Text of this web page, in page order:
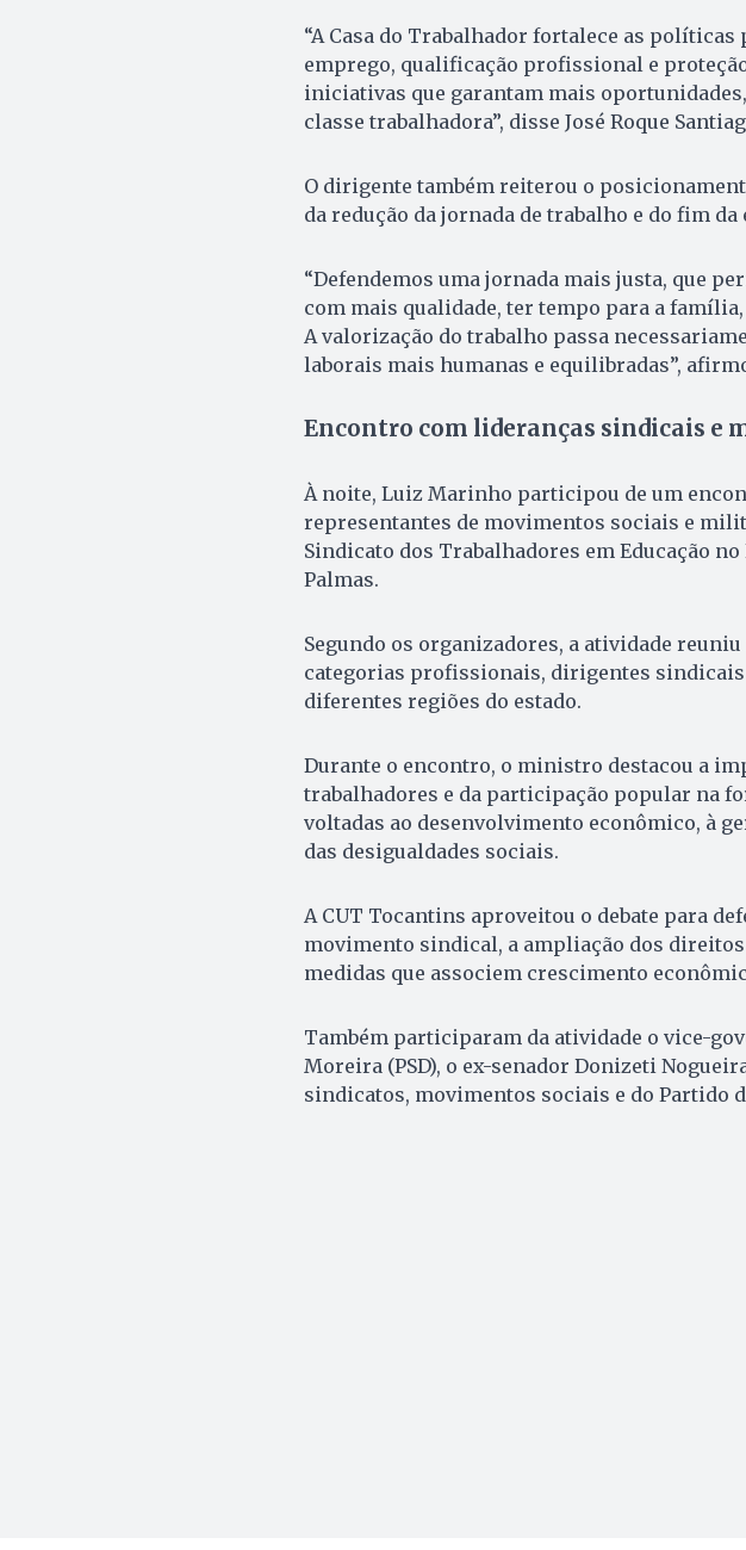
“A Casa do Trabalhador fortalece as políticas
emprego, qualificação profissional e
iniciativas que garantam mais
classe trabalhadora”, disse José Roque
O dirigente também reiterou o
da redução da jornada de trabalho e do fim da
“Defendemos uma jornada mais justa, que
com mais qualidade, ter tempo para a
A valorização do trabalho passa
laborais mais humanas e equilibradas”,
Encontro com lideranças sindicais e
À noite, Luiz Marinho participou de um
representantes de movimentos sociais e
Sindicato dos Trabalhadores em Educação
Palmas.
Segundo os organizadores, a atividade
categorias profissionais, dirigentes
diferentes regiões do estado.
Durante o encontro, o ministro destacou a
trabalhadores e da participação popular na
voltadas ao desenvolvimento econômico, à
das desigualdades sociais.
A CUT Tocantins aproveitou o debate para
movimento sindical, a ampliação dos direitos
medidas que associem crescimento
Também participaram da atividade o vice-
Moreira (PSD), o ex-senador Donizeti
sindicatos, movimentos sociais e do Partido